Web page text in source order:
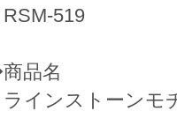
519
品名
インストーンモ